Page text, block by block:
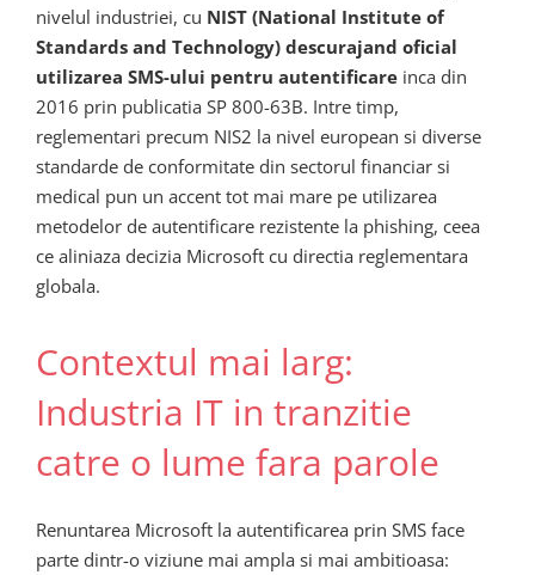
nivelul industriei, cu NIST (National Institute of
Standards and Technology) descurajand oficial
utilizarea SMS-ului pentru autentificare inca din
2016 prin publicatia SP 800-63B. Intre timp,
reglementari precum NIS2 la nivel european si diverse
standarde de conformitate din sectorul financiar si
medical pun un accent tot mai mare pe utilizarea
metodelor de autentificare rezistente la phishing, ceea
ce aliniaza decizia Microsoft cu directia reglementara
globala.
Contextul mai larg:
Industria IT in tranzitie
catre o lume fara parole
Renuntarea Microsoft la autentificarea prin SMS face
parte dintr-o viziune mai ampla si mai ambitioasa: